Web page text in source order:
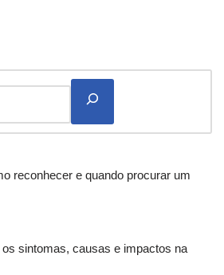
reconhecer e quando procurar um
sintomas, causas e impactos na